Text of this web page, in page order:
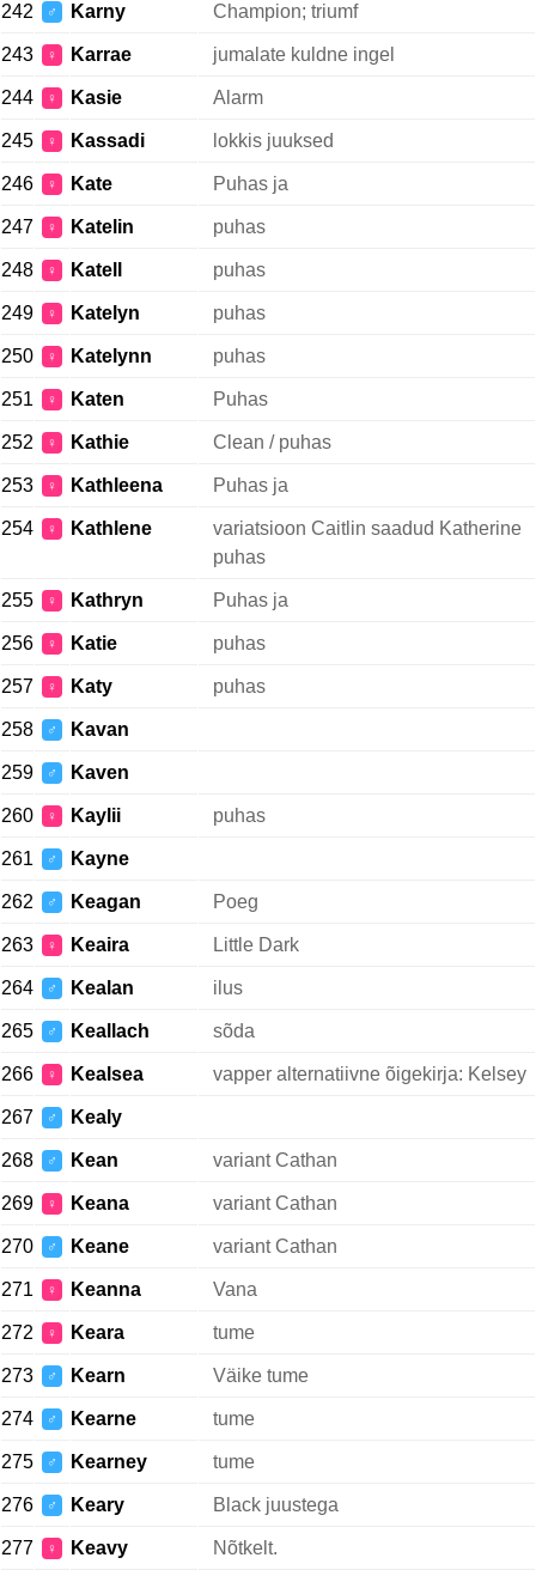
242 ♂ Karny Champion; triumf
243 ♀ Karrae jumalate kuldne ingel
244 ♀ Kasie Alarm
245 ♀ Kassadi lokkis juuksed
246 ♀ Kate Puhas ja
247 ♀ Katelin puhas
248 ♀ Katell puhas
249 ♀ Katelyn puhas
250 ♀ Katelynn puhas
251 ♀ Katen Puhas
252 ♀ Kathie Clean / puhas
253 ♀ Kathleena Puhas ja
254 ♀ Kathlene
variatsioon Caitlin saadud Katherine
puhas
255 ♀ Kathryn Puhas ja
256 ♀ Katie puhas
257 ♀ Katy puhas
258 ♂ Kavan
259 ♂ Kaven
260 ♀ Kaylii puhas
261 ♂ Kayne
262 ♂ Keagan Poeg
263 ♀ Keaira Little Dark
264 ♂ Kealan ilus
265 ♂ Keallach sõda
266 ♀ Kealsea vapper alternatiivne õigekirja: Kelsey
267 ♂ Kealy
268 ♂ Kean variant Cathan
269 ♀ Keana variant Cathan
270 ♂ Keane variant Cathan
271 ♀ Keanna Vana
272 ♀ Keara tume
273 ♂ Kearn Väike tume
274 ♂ Kearne tume
275 ♂ Kearney tume
276 ♂ Keary Black juustega
277 ♀ Keavy Nõtkelt.